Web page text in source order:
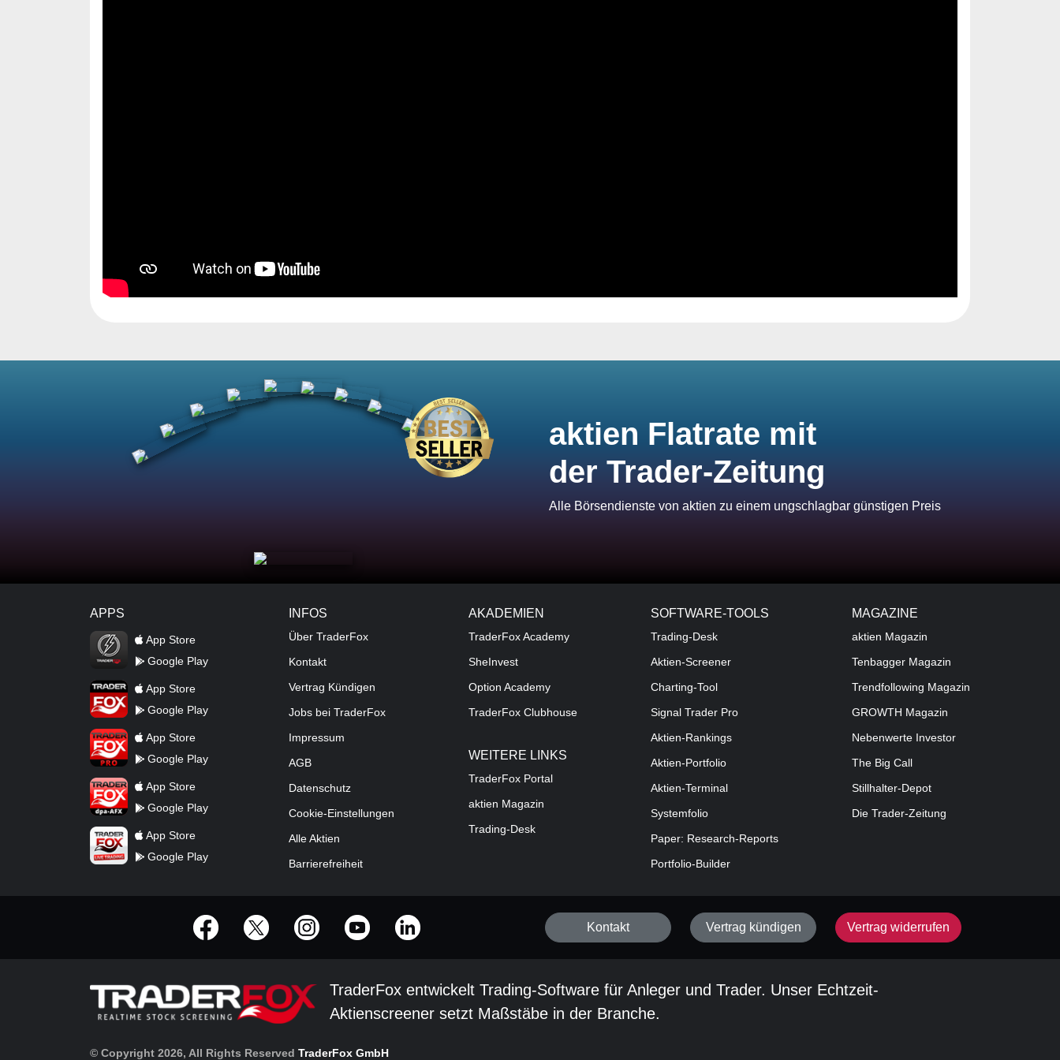
aktien Flatrate mit
der Trader-Zeitung
Alle Börsendienste von aktien zu einem ungschlagbar günstigen Preis
APPS
TraderFox Flash
App Store
Google Play
TraderFox AppApp Store
Google Play
TraderFox ProApp Store
Google Play
TraderFox dpa-AFX ProFeed
App Store
Google Play
TraderFox Live Trading
App Store
Google Play
INFOS
Über TraderFox
Kontakt
Vertrag Kündigen
Jobs bei TraderFox
Impressum
AGB
Datenschutz
Cookie-Einstellungen
Alle Aktien
Barrierefreiheit
AKADEMIEN
TraderFox Academy
SheInvest
Option Academy
TraderFox Clubhouse
WEITERE LINKS
TraderFox Portal
aktien Magazin
Trading-Desk
SOFTWARE-TOOLS
Trading-Desk
Aktien-Screener
Charting-Tool
Signal Trader Pro
Aktien-Rankings
Aktien-Portfolio
Aktien-Terminal
Systemfolio
Paper: Research-Reports
Portfolio-Builder
MAGAZINE
aktien Magazin
Tenbagger Magazin
Trendfollowing Magazin
GROWTH Magazin
Nebenwerte Investor
The Big Call
Stillhalter-Depot
Die Trader-Zeitung
offizielle Social Media-Accounts
Kontakt Vertrag kündigen Vertrag widerrufen
TraderFox entwickelt Trading-Software für Anleger und Trader. Unser Echtzeit-
Aktienscreener setzt Maßstäbe in der Branche.
© Copyright 2026, All Rights Reserved TraderFox GmbH